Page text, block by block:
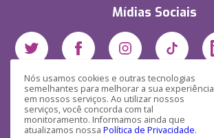
Nós usamos cookies e outras tecnologias
semelhantes para melhorar a sua experiência
em nossos serviços. Ao utilizar nossos
serviços, você concorda com tal
monitoramento. Informamos ainda que
atualizamos nossa Política de Privacidade.
Mídias Sociais